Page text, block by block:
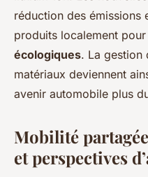
réduction des émissions
produits localement
écologiques. La gestion
matériaux deviennent
avenir automobile plus
Mobilité
et perspectives